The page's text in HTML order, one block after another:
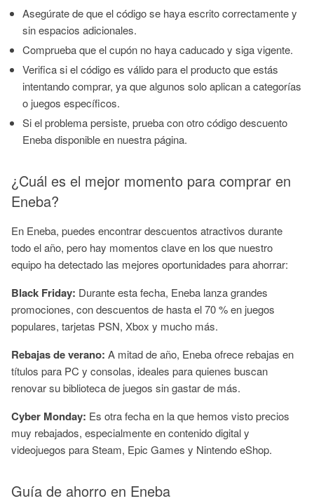
Asegúrate de que el código se haya escrito correctamente y
sin espacios adicionales.
Comprueba que el cupón no haya caducado y siga vigente.
Verifica si el código es válido para el producto que estás
intentando comprar, ya que algunos solo aplican a categorías
o juegos específicos.
Si el problema persiste, prueba con otro código descuento
Eneba disponible en nuestra página.
¿Cuál es el mejor momento para comprar en
Eneba?
En Eneba, puedes encontrar descuentos atractivos durante
todo el año, pero hay momentos clave en los que nuestro
equipo ha detectado las mejores oportunidades para ahorrar:
Black Friday: Durante esta fecha, Eneba lanza grandes
promociones, con descuentos de hasta el 70 % en juegos
populares, tarjetas PSN, Xbox y mucho más.
Rebajas de verano: A mitad de año, Eneba ofrece rebajas en
títulos para PC y consolas, ideales para quienes buscan
renovar su biblioteca de juegos sin gastar de más.
Cyber Monday: Es otra fecha en la que hemos visto precios
muy rebajados, especialmente en contenido digital y
videojuegos para Steam, Epic Games y Nintendo eShop.
Guía de ahorro en Eneba